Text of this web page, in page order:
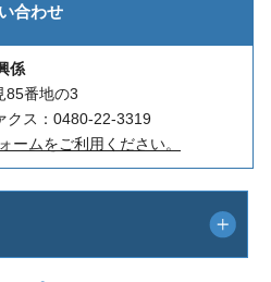
合わせ
係
番地の3
ス：0480-22-3319
ームをご利用ください。